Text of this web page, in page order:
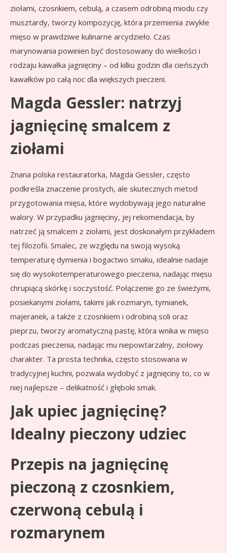
ziołami, czosnkiem, cebulą, a czasem odrobiną miodu czy
musztardy, tworzy kompozycję, która przemienia zwykłe
mięso w prawdziwe kulinarne arcydzieło. Czas
marynowania powinien być dostosowany do wielkości i
rodzaju kawałka jagnięciny – od kilku godzin dla cieńszych
kawałków po całą noc dla większych pieczeni.
Magda Gessler: natrzyj
jagnięcinę smalcem z
ziołami
Znana polska restauratorka, Magda Gessler, często
podkreśla znaczenie prostych, ale skutecznych metod
przygotowania mięsa, które wydobywają jego naturalne
walory. W przypadku jagnięciny, jej rekomendacja, by
natrzeć ją smalcem z ziołami, jest doskonałym przykładem
tej filozofii. Smalec, ze względu na swoją wysoką
temperaturę dymienia i bogactwo smaku, idealnie nadaje
się do wysokotemperaturowego pieczenia, nadając mięsu
chrupiącą skórkę i soczystość. Połączenie go ze świeżymi,
posiekanymi ziołami, takimi jak rozmaryn, tymianek,
majeranek, a także z czosnkiem i odrobiną soli oraz
pieprzu, tworzy aromatyczną pastę, która wnika w mięso
podczas pieczenia, nadając mu niepowtarzalny, ziołowy
charakter. Ta prosta technika, często stosowana w
tradycyjnej kuchni, pozwala wydobyć z jagnięciny to, co w
niej najlepsze – delikatność i głęboki smak.
Jak upiec jagnięcinę?
Idealny pieczony udziec
Przepis na jagnięcinę
pieczoną z czosnkiem,
czerwoną cebulą i
rozmarynem